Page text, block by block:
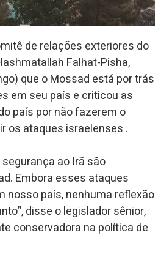
de relações exteriores do
Falhat-Pisha,
que o Mossad está por trás
em seu país e criticou as
país por não fazerem o
os ataques israelenses .
ao Irã são
Embora esses ataques
nosso país, nenhuma reflexão
disse o legislador sênior,
conservadora na política de